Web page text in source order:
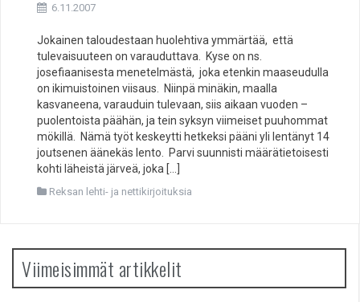
6.11.2007
Jokainen taloudestaan huolehtiva ymmärtää, että
tulevaisuuteen on varauduttava. Kyse on ns.
josefiaanisesta menetelmästä, joka etenkin maaseudulla
on ikimuistoinen viisaus. Niinpä minäkin, maalla
kasvaneena, varauduin tulevaan, siis aikaan vuoden –
puolentoista päähän, ja tein syksyn viimeiset puuhommat
mökillä. Nämä työt keskeytti hetkeksi pääni yli lentänyt 14
joutsenen äänekäs lento. Parvi suunnisti määrätietoisesti
kohti läheistä järveä, joka […]
Reksan lehti- ja nettikirjoituksia
Viimeisimmät artikkelit